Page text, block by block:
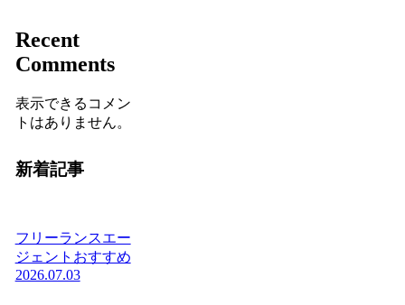
Recent
Comments
表示できるコメン
トはありません。
新着記事
フリーランスエー
ジェントおすすめ
2026.07.03